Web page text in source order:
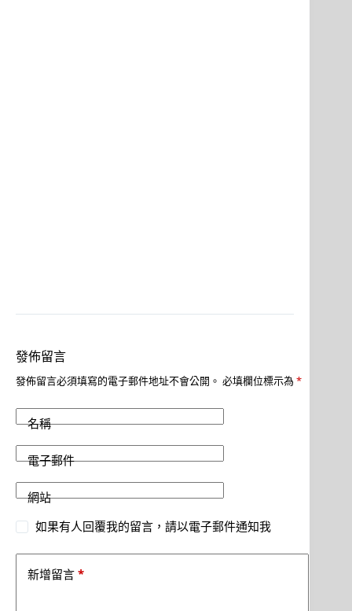
發佈留言
發佈留言必須填寫的電子郵件地址不會公開。 必填欄位標示為 *
名稱
電子郵件
網站
如果有人回覆我的留言，請以電子郵件通知我
新增留言 *